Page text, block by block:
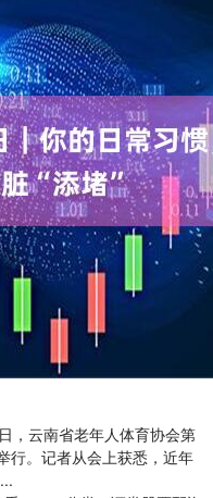
，云南省老年人体育协会第
行。记者从会上获悉，近年